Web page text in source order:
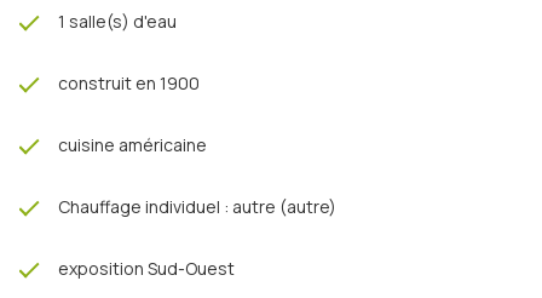
1 salle(s) d'eau
construit en 1900
cuisine américaine
Chauffage individuel : autre (autre)
exposition Sud-Ouest